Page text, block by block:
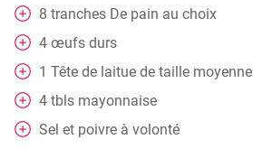
8 tranches De pain au choix
4 œufs durs
1 Tête de laitue de taille moyenne
4 tbls mayonnaise
Sel et poivre à volonté